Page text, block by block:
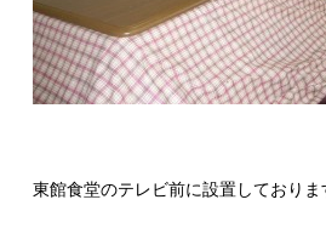
東館食堂のテレビ前に設置しておりま